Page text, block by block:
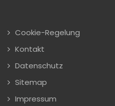
Cookie-Regelung
Kontakt
Datenschutz
Sitemap
Impressum